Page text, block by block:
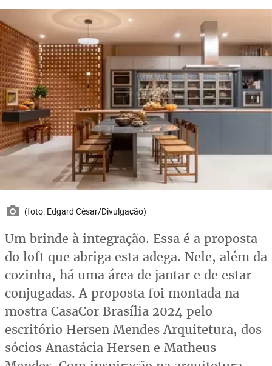
(foto: Edgard César/Divulgação)
Um brinde à integração. Essa é a proposta
do loft que abriga esta adega. Nele, além da
cozinha, há uma área de jantar e de estar
conjugadas. A proposta foi montada na
mostra CasaCor Brasília 2024 pelo
escritório Hersen Mendes Arquitetura, dos
sócios Anastácia Hersen e Matheus